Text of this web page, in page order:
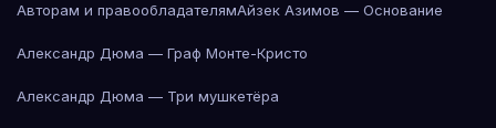
Авторам и правообладателямАйзек Азимов — Основание
Александр Дюма — Граф Монте-Кристо
Александр Дюма — Три мушкетёра